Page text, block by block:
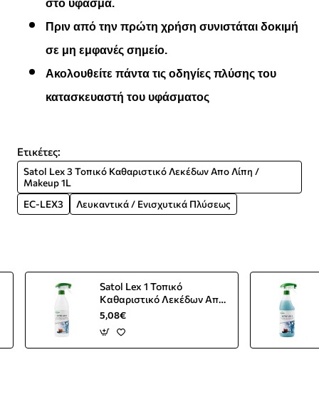
στο ύφασμα.
Πριν από την πρώτη χρήση συνιστάται δοκιμή
σε μη εμφανές σημείο.
Ακολουθείτε πάντα τις οδηγίες πλύσης του
κατασκευαστή του υφάσματος
Ετικέτες:
Satol Lex 3 Τοπικό Καθαριστικό Λεκέδων Απο Λίπη /
Makeup 1L
EC-LEX3
Λευκαντικά / Ενισχυτικά Πλύσεως
Satol Lex 1 Τοπικό
Καθαριστικό Λεκέδων Aπο
Σκουριά 1L
5,08€